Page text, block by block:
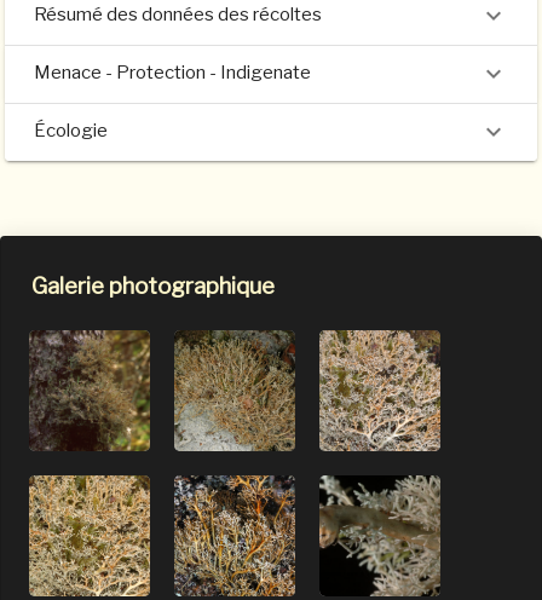
Résumé des données des récoltes
Menace - Protection - Indigenate
Écologie
Galerie photographique